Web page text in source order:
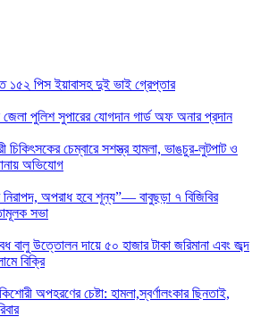
১৫২ পিস ইয়াবাসহ দুই ভাই গ্রেপ্তার
পুলিশ সুপারের যোগদান গার্ড অফ অনার প্রদান
চিকিৎসকের চেম্বারে সশস্ত্র হামলা, ভাঙচুর-লুটপাট ও
অভিযোগ
নিরাপদ, অপরাধ হবে শূন্য”— বাবুছড়া ৭ বিজিবির
সভা
বালু উত্তোলন দায়ে ৫০ হাজার টাকা জরিমানা এবং জব্দ
বিক্রি
অপহরণের চেষ্টা: হামলা,স্বর্ণালংকার ছিনতাই,